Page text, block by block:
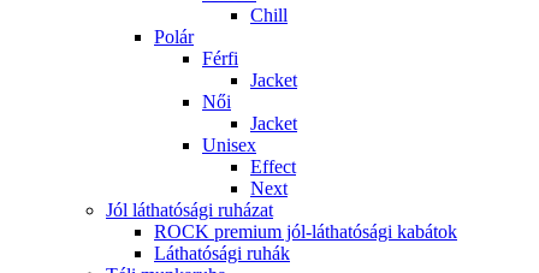
Chill
Polár
Férfi
Jacket
Női
Jacket
Unisex
Effect
Next
Jól láthatósági ruházat
ROCK premium jól-láthatósági kabátok
Láthatósági ruhák